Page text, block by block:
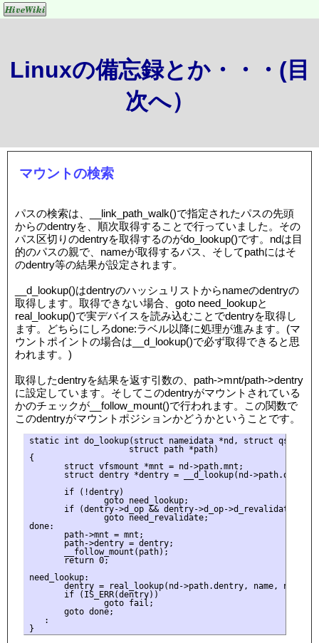
Linuxの備忘録とか・・・(目
次へ）
マウントの検索
パスの検索は、__link_path_walk()で指定されたパスの先頭
からのdentryを、順次取得することで行っていました。その
パス区切りのdentryを取得するのがdo_lookup()です。ndは目
的のパスの親で、nameが取得するパス、そしてpathにはそ
のdentry等の結果が設定されます。
__d_lookup()はdentryのハッシュリストからnameのdentryの
取得します。取得できない場合、goto need_lookupと
real_lookup()で実デバイスを読み込むことでdentryを取得し
ます。どちらにしろdone:ラベル以降に処理が進みます。(マ
ウントポイントの場合は__d_lookup()で必ず取得できると思
われます。)
取得したdentryを結果を返す引数の、path->mnt/path->dentry
に設定しています。そしてこのdentryがマウントされている
かのチェックが__follow_mount()で行われます。この関数で
このdentryがマウントポジションかどうかということです。
static int do_lookup(struct nameidata *nd, struct qstr
                    struct path *path)
{
       struct vfsmount *mnt = nd->path.mnt;
struct dentry *dentry = __d_lookup(nd-
       if (!dentry)
               goto need_lookup;
       if (dentry->d_op && dentry->d_op->d_revalidate)
               goto need_revalidate;
done:
       path->mnt = mnt;
       path->dentry = dentry;
       __follow_mount(path);
       return 0;
need_lookup:
       dentry = real_lookup(nd->path.dentry, name, nd);
       if (IS_ERR(dentry))
               goto fail;
       goto done;
   :